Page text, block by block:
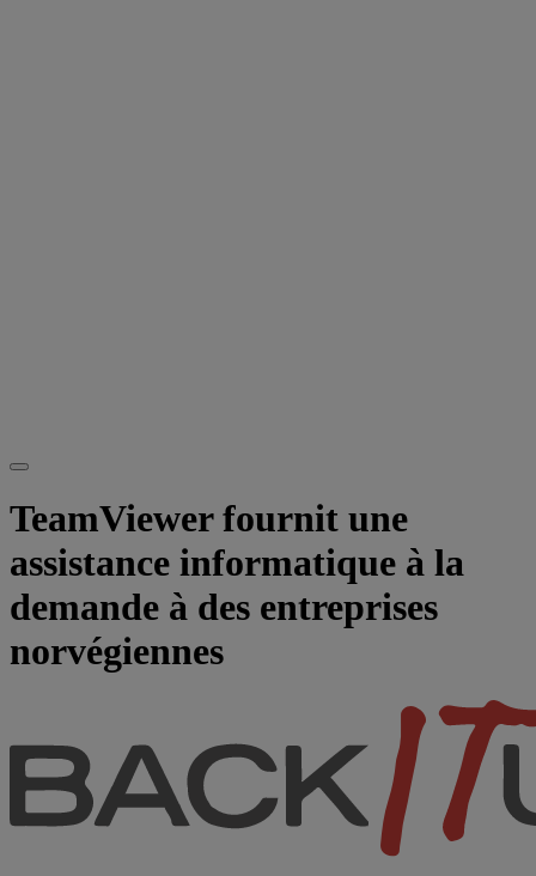
TeamViewer fournit une
assistance informatique à la
demande à des entreprises
norvégiennes